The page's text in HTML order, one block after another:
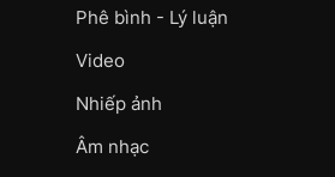
Phê bình - Lý luận
Video
Nhiếp ảnh
Âm nhạc